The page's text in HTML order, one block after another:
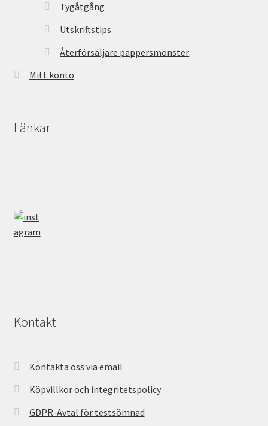
Tygåtgång
Utskriftstips
Återförsäljare pappersmönster
Mitt konto
Länkar
Kontakt
Kontakta oss via email
Köpvillkor och integritetspolicy
GDPR-Avtal för testsömnad